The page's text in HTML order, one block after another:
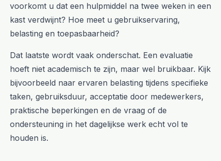
voorkomt u dat een hulpmiddel na twee weken in een
kast verdwijnt? Hoe meet u gebruikservaring,
belasting en toepasbaarheid?
Dat laatste wordt vaak onderschat. Een evaluatie
hoeft niet academisch te zijn, maar wel bruikbaar. Kijk
bijvoorbeeld naar ervaren belasting tijdens specifieke
taken, gebruiksduur, acceptatie door medewerkers,
praktische beperkingen en de vraag of de
ondersteuning in het dagelijkse werk echt vol te
houden is.